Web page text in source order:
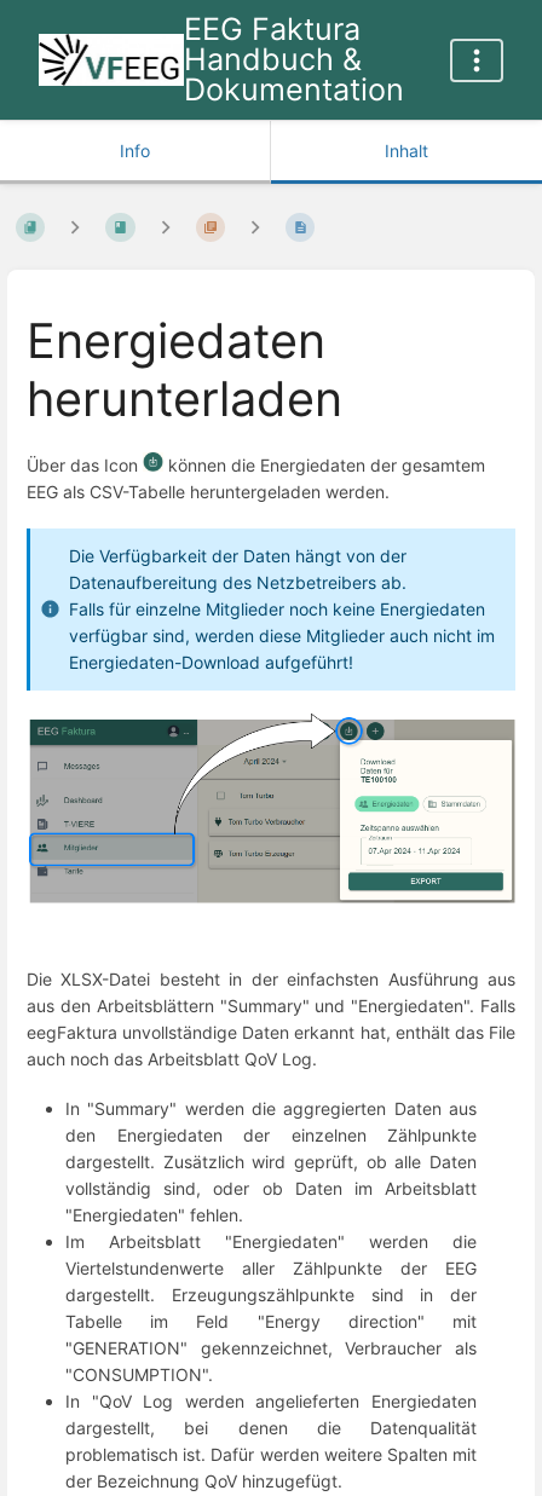
EEG Faktura
Handbuch &
Dokumentation
Info Inhalt
Energiedaten
herunterladen
Über das Icon
können die Energiedaten der gesamtem
EEG als CSV-Tabelle heruntergeladen werden.
Die Verfügbarkeit der Daten hängt von der
Datenaufbereitung des Netzbetreibers ab.
Falls für einzelne Mitglieder noch keine Energiedaten
verfügbar sind, werden diese Mitglieder auch nicht im
Energiedaten-Download aufgeführt!
Die XLSX-Datei besteht in der einfachsten Ausführung aus
aus den Arbeitsblättern "Summary" und "Energiedaten". Falls
eegFaktura unvollständige Daten erkannt hat, enthält das File
auch noch das Arbeitsblatt QoV Log.
In "Summary" werden die aggregierten Daten aus
den Energiedaten der einzelnen Zählpunkte
dargestellt. Zusätzlich wird geprüft, ob alle Daten
vollständig sind, oder ob Daten im Arbeitsblatt
"Energiedaten" fehlen.
Im Arbeitsblatt "Energiedaten" werden die
Viertelstundenwerte aller Zählpunkte der EEG
dargestellt. Erzeugungszählpunkte sind in der
Tabelle im Feld "Energy direction" mit
"GENERATION" gekennzeichnet, Verbraucher als
"CONSUMPTION".
In "QoV Log werden angelieferten Energiedaten
dargestellt, bei denen die Datenqualität
problematisch ist. Dafür werden weitere Spalten mit
der Bezeichnung QoV hinzugefügt.